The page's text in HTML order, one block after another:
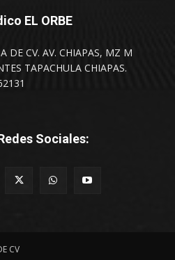
EL ORBE
DE CV. AV. CHIAPAS, MZ M
TAPACHULA CHIAPAS.
Sociales:
CV